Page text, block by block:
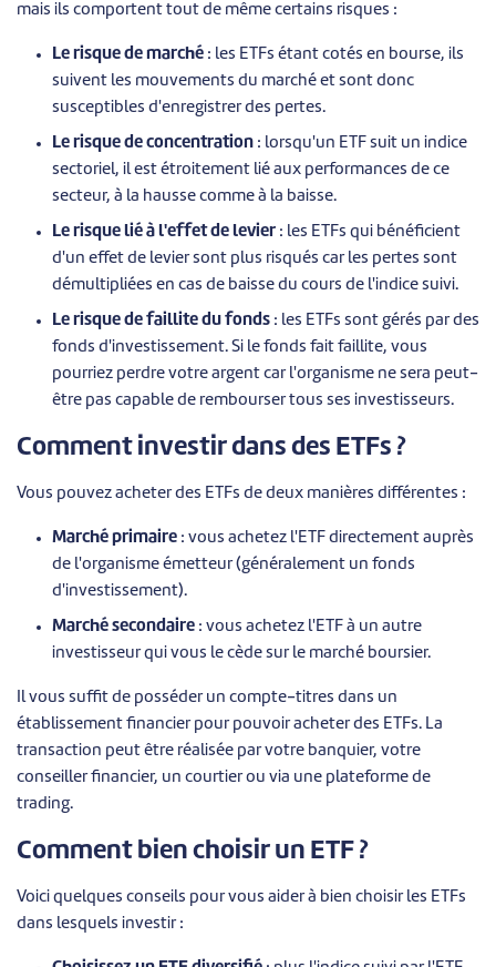
mais ils comportent tout de même certains risques :
Le risque de marché : les ETFs étant cotés en bourse, ils
suivent les mouvements du marché et sont donc
susceptibles d'enregistrer des pertes.
Le risque de concentration : lorsqu'un ETF suit un indice
sectoriel, il est étroitement lié aux performances de ce
secteur, à la hausse comme à la baisse.
Le risque lié à l'effet de levier : les ETFs qui bénéficient
d'un effet de levier sont plus risqués car les pertes sont
démultipliées en cas de baisse du cours de l'indice suivi.
Le risque de faillite du fonds : les ETFs sont gérés par des
fonds d'investissement. Si le fonds fait faillite, vous
pourriez perdre votre argent car l'organisme ne sera peut-
être pas capable de rembourser tous ses investisseurs.
Comment investir dans des ETFs ?
Vous pouvez acheter des ETFs de deux manières différentes :
Marché primaire : vous achetez l'ETF directement auprès
de l'organisme émetteur (généralement un fonds
d'investissement).
Marché secondaire : vous achetez l'ETF à un autre
investisseur qui vous le cède sur le marché boursier.
Il vous suffit de posséder un compte-titres dans un
établissement financier pour pouvoir acheter des ETFs. La
transaction peut être réalisée par votre banquier, votre
conseiller financier, un courtier ou via une plateforme de
trading.
Comment bien choisir un ETF ?
Voici quelques conseils pour vous aider à bien choisir les ETFs
dans lesquels investir :